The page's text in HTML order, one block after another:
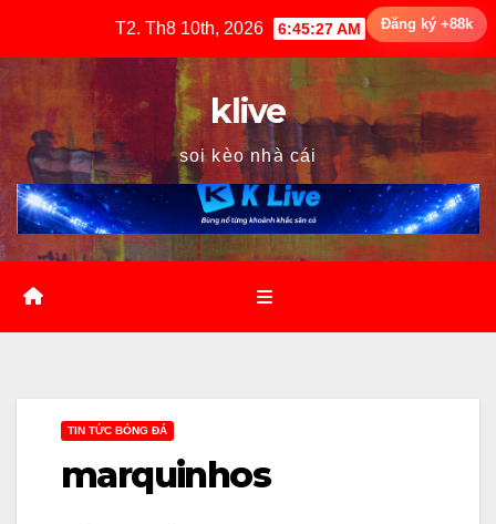
content
T2. Th8 10th, 2026 6:45:28 AM
klive
soi kèo nhà cái
TIN TỨC BÓNG ĐÁ
marquinhos
Đăng ký +88k